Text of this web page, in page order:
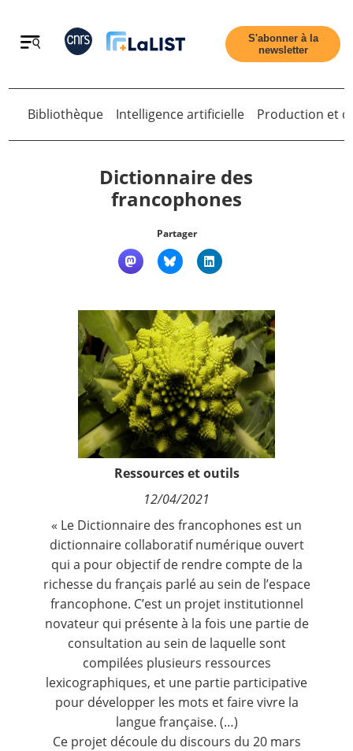
Retour
Qui sommes nous ?
Nous suivre
S'abonner à la
newsletter
Bibliothèque Intelligence artificielle Production et
Dictionnaire des
francophones
Partager
Ressources et outils
12/04/2021
« Le Dictionnaire des francophones est un
dictionnaire collaboratif numérique ouvert
qui a pour objectif de rendre compte de la
richesse du français parlé au sein de l’espace
francophone. C’est un projet institutionnel
novateur qui présente à la fois une partie de
consultation au sein de laquelle sont
compilées plusieurs ressources
lexicographiques, et une partie participative
pour développer les mots et faire vivre la
langue française. (…)
Ce projet découle du discours du 20 mars